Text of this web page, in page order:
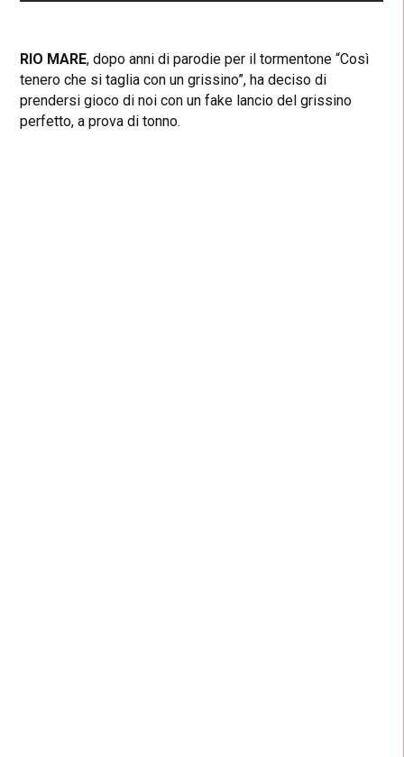
RIO MARE, dopo anni di parodie per il tormentone “Così
tenero che si taglia con un grissino”, ha deciso di
prendersi gioco di noi con un fake lancio del grissino
perfetto, a prova di tonno.